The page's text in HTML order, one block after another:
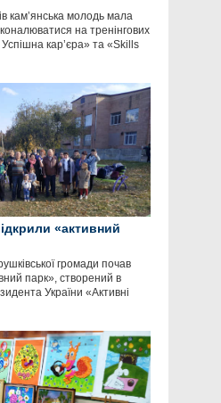
кам’янська молодь мала
на тренінгових
кар’єра» та «Skills
«активний
громади почав
парк», створений в
України «Активні